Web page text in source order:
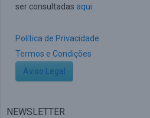
ser consultadas aqui
Política de Privacidade
Termos e Condições
Aviso Legal
NEWSLETTER